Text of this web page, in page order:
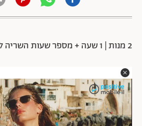
2 מנות | 1 שעה + מספר שעות השריה לבצל | קל | כשר | עוף